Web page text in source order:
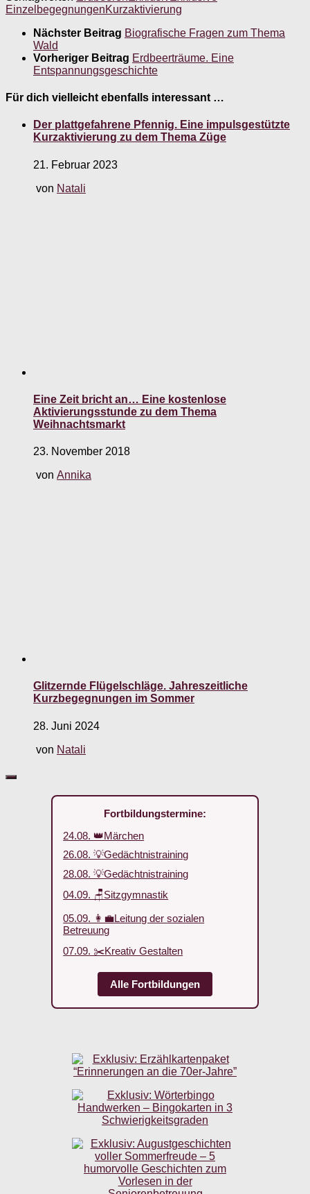
EinzelbegegnungenKurzaktivierung
Nächster Beitrag Biografische Fragen zum Thema
Wald
Vorheriger Beitrag Erdbeerträume. Eine
Entspannungsgeschichte
Für dich vielleicht ebenfalls interessant …
Der plattgefahrene Pfennig. Eine impulsgestützte
Kurzaktivierung zu dem Thema Züge
21. Februar 2023
von Natali
Eine Zeit bricht an… Eine kostenlose
Aktivierungsstunde zu dem Thema
Weihnachtsmarkt
23. November 2018
von Annika
Glitzernde Flügelschläge. Jahreszeitliche
Kurzbegegnungen im Sommer
28. Juni 2024
von Natali
Fortbildungstermine:
24.08. 👑Märchen
26.08. 💡Gedächtnistraining
28.08. 💡Gedächtnistraining
04.09. 🪑Sitzgymnastik
05.09. 👩‍💼Leitung der sozialen
Betreuung
07.09. ✂️Kreativ Gestalten
Alle Fortbildungen